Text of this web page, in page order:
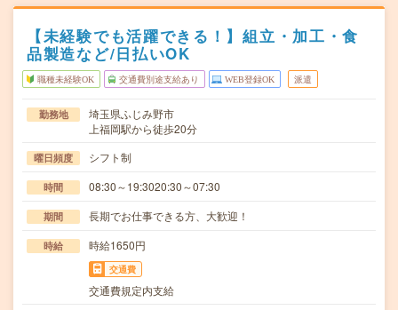
【未経験でも活躍できる！】組立・加工・食
品製造など/日払いOK
職種未経験OK 交通費別途支給あり WEB登録OK 派遣
勤務地
埼玉県ふじみ野市
上福岡駅から徒歩20分
曜日頻度 シフト制
時間 08:30～19:3020:30～07:30
期間 長期でお仕事できる方、大歓迎！
時給 時給1650円
交通費
交通費規定内支給